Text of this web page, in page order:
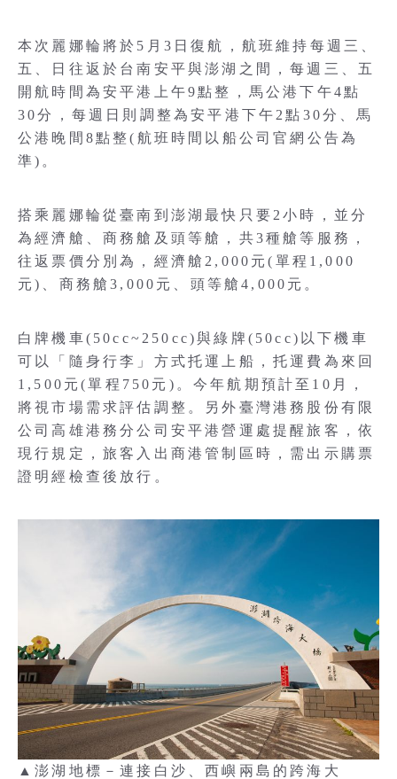
本次麗娜輪將於5月3日復航，航班維持每週三、
五、日往返於台南安平與澎湖之間，每週三、五
開航時間為安平港上午9點整，馬公港下午4點
30分，每週日則調整為安平港下午2點30分、馬
公港晚間8點整(航班時間以船公司官網公告為
準)。
搭乘麗娜輪從臺南到澎湖最快只要2小時，並分
為經濟艙、商務艙及頭等艙，共3種艙等服務，
往返票價分別為，經濟艙2,000元(單程1,000
元)、商務艙3,000元、頭等艙4,000元。
白牌機車(50cc~250cc)與綠牌(50cc)以下機車
可以「隨身行李」方式托運上船，托運費為來回
1,500元(單程750元)。今年航期預計至10月，
將視市場需求評估調整。另外臺灣港務股份有限
公司高雄港務分公司安平港營運處提醒旅客，依
現行規定，旅客入出商港管制區時，需出示購票
證明經檢查後放行。
▲澎湖地標－連接白沙、西嶼兩島的跨海大